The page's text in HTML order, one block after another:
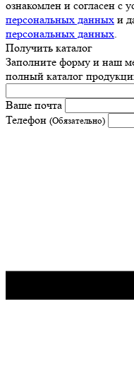
ознакомлен и согласен с
персональных данных и
персональных данных.
Получить каталог
Заполните форму и наш
полный каталог
Ваше почта
Телефон (Обязательно)